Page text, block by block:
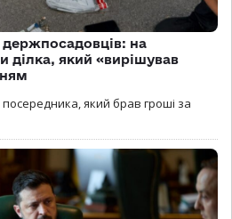
на
ділка, який «вирішував
який брав гроші за